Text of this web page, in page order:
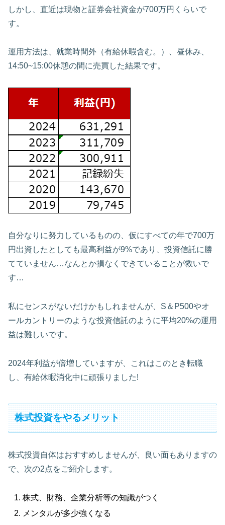
しかし、直近は現物と証券会社資金が700万円くらいで
す。
運用方法は、就業時間外（有給休暇含む。）、昼休み、
14:50~15:00休憩の間に売買した結果です。
自分なりに努力しているものの、仮にすべての年で700万
円出資したとしても最高利益が9%であり、投資信託に勝
てていません…なんとか損なくできていることが救いで
す…
私にセンスがないだけかもしれませんが、S＆P500やオ
ールカントリーのような投資信託のように平均20%の運用
益は難しいです。
2024年利益が倍増していますが、これはこのとき転職
し、有給休暇消化中に頑張りました!
株式投資をやるメリット
株式投資自体はおすすめしませんが、良い面もありますの
で、次の2点をご紹介します。
株式、財務、企業分析等の知識がつく
メンタルが多少強くなる